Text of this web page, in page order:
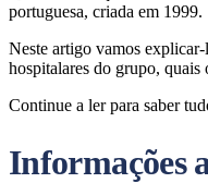
portuguesa, criada em 1999.
Neste artigo vamos
hospitalares do grupo, quais
Continue a ler para saber
Informações